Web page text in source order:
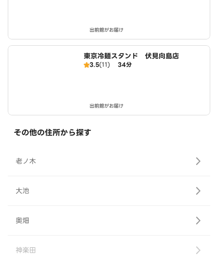
出前館がお届け
東京冷麺スタンド 伏見向島店
3.5(11) 34分
出前館がお届け
その他の住所から探す
老ノ木
大池
奥畑
神楽田